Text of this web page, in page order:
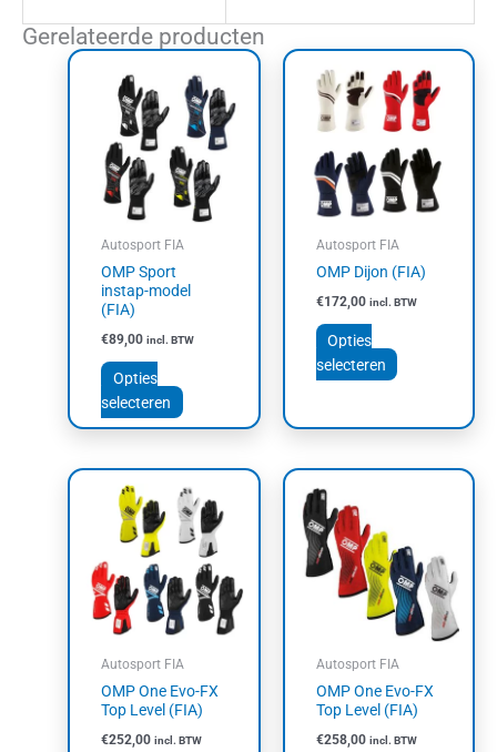
Gerelateerde producten
Autosport FIA
OMP Sport
instap-model
(FIA)
€89,00 incl. BTW
Opties
selecteren
product
heeft
meerdere
variaties.
Deze
optie
worden
Autosport FIA
OMP Dijon (FIA)
€172,00 incl. BTW
Opties
selecteren
product
heeft
meerdere
variaties.
Deze
optie
worden
op
Autosport FIA
OMP One Evo-FX
Top Level (FIA)
€252,00 incl. BTW
product
heeft
meerdere
variaties.
Deze
optie
worden
op
Autosport FIA
OMP One Evo-FX
Top Level (FIA)
€258,00 incl. BTW
meerdere
variaties.
Deze
optie
worden
op